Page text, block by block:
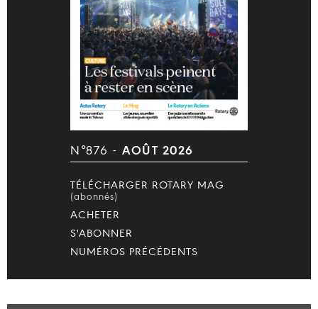
N°876 - AOÛT 2026
TÉLÉCHARGER ROTARY MAG
(abonnés)
ACHETER
S'ABONNER
NUMÉROS PRÉCÉDENTS